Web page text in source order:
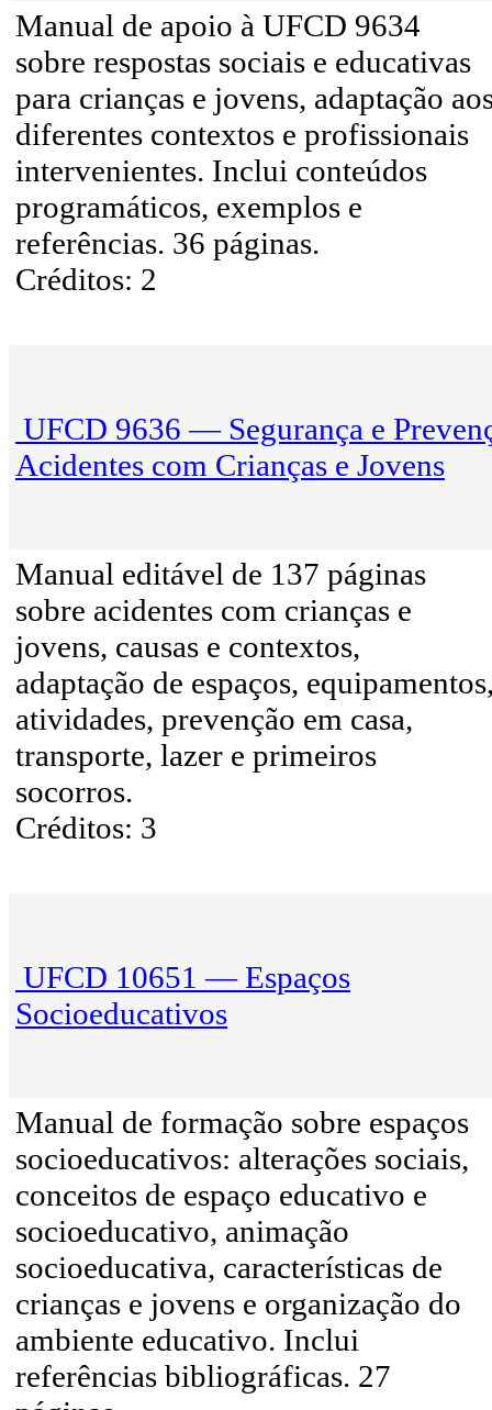
Manual de apoio à UFCD 9634
sobre respostas sociais e educativas
para crianças e jovens, adaptação
diferentes contextos e profissionais
intervenientes. Inclui conteúdos
programáticos, exemplos e
referências. 36 páginas.
Créditos: 2
UFCD 9636 — Segurança e
Acidentes com Crianças e Jovens
Manual editável de 137 páginas
sobre acidentes com crianças e
jovens, causas e contextos,
adaptação de espaços,
atividades, prevenção em casa,
transporte, lazer e primeiros
socorros.
Créditos: 3
UFCD 10651 — Espaços
Socioeducativos
Manual de formação sobre espaços
socioeducativos: alterações sociais,
conceitos de espaço educativo e
socioeducativo, animação
socioeducativa, características de
crianças e jovens e organização do
ambiente educativo. Inclui
referências bibliográficas. 27